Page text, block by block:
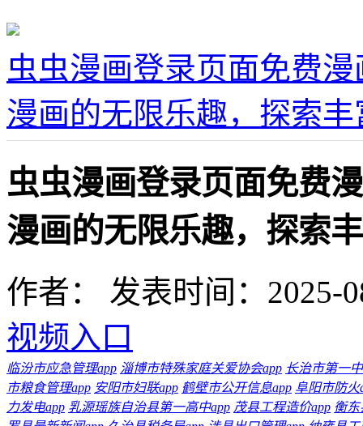
虫虫漫画登录页面免费
漫画的无限乐趣，探索
虫虫漫画登录页面免费
漫画的无限乐趣，探索
作者：
发表时间：2025-
视频入口
临汾市应急管理app 淄博市特殊家庭关爱协会app 长治市第一
市粮食管理app 安阳市妇联app 鹤壁市公开信息app 阜阳市防火
力发电app 乳源瑶族自治县第一高中app 茂县工程造价app 衡东